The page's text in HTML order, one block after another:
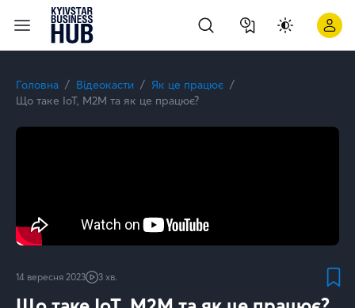
Головна Відеокасти
Як це працює
Що таке ІоТ, M2M та як це працює?
14 вересня 2023 3 хв.
Як боротися з DDoS-атаками? | Kyivstar Business Hub